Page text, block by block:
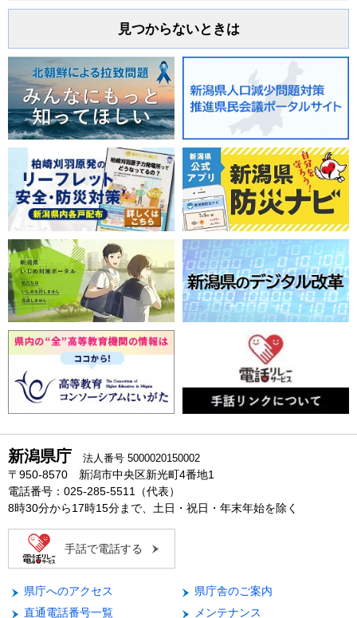
見つからないときは
新潟県庁 法人番号 5000020150002
〒950-8570 新潟市中央区新光町4番地1
電話番号：025-285-5511（代表）
8時30分から17時15分まで、土日・祝日・年末年始を除く
手話で電話する
県庁へのアクセス
県庁舎のご案内
直通電話番号一覧
メンテナンス